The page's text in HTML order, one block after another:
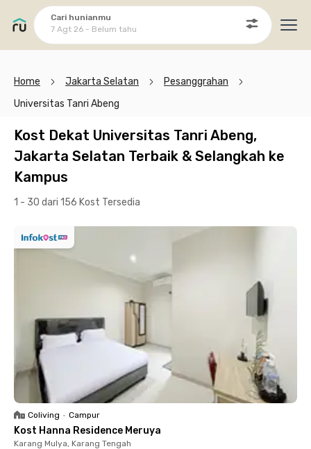
Cari hunianmu
7 Agt 26 - Belum tahu
Home Jakarta Selatan
Pesanggrahan
Universitas Tanri Abeng
Kost Dekat Universitas Tanri Abeng,
Jakarta Selatan Terbaik & Selangkah ke
Kampus
1 - 30 dari 156 Kost Tersedia
Coliving • Campur
Kost Hanna Residence Meruya
Karang Mulya, Karang Tengah